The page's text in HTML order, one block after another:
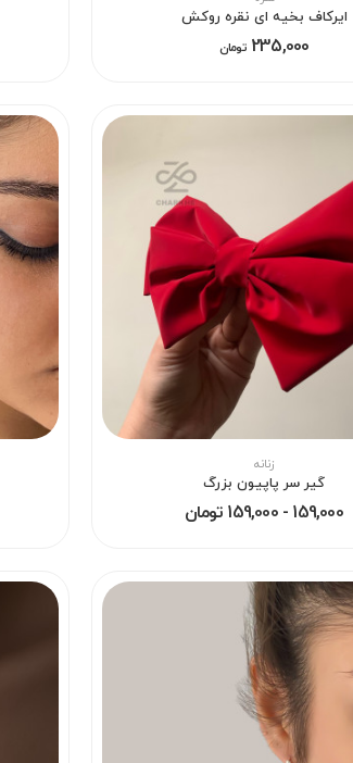
ایرکاف بخیه ای نقره روکش
235,000 تومان
زنانه
گیر سر پاپیون بزرگ
159,000 - 159,000 تومان